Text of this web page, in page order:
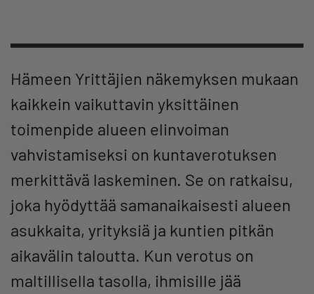
Hämeen Yrittäjien näkemyksen mukaan
kaikkein vaikuttavin yksittäinen
toimenpide alueen elinvoiman
vahvistamiseksi on kuntaverotuksen
merkittävä laskeminen. Se on ratkaisu,
joka hyödyttää samanaikaisesti alueen
asukkaita, yrityksiä ja kuntien pitkän
aikavälin taloutta. Kun verotus on
maltillisella tasolla, ihmisille jää